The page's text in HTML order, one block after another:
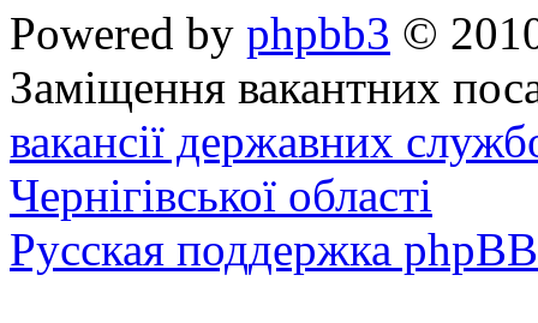
Powered by phpbb3 ©
Заміщення вакантних
вакансії державних
Чернігівської області
Русская поддержка phpBB